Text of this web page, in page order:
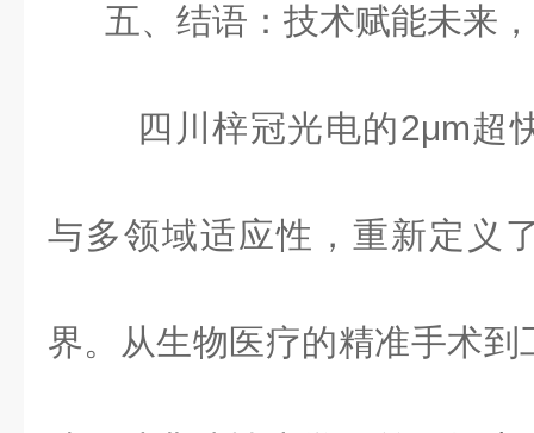
五、结语：技术赋能未来
四川梓冠光电的2μm超
与多领域适应性，重新定义
界。从生物医疗的精准手术